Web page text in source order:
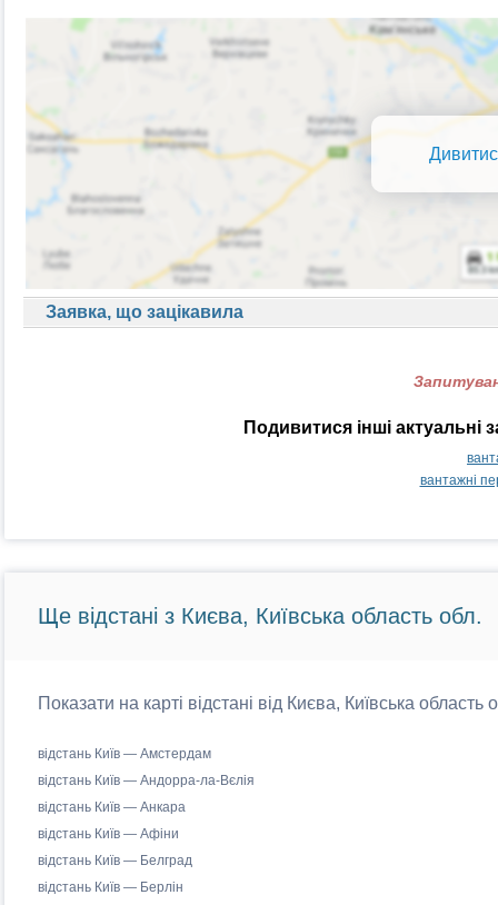
Заявка, що зацікавила
Подивитися інші
вантажні
Ще відстані з Києва, Київська область обл.
Показати на карті відстані від Києва, Київська
відстань Київ — Амстердам
відстань Київ — Андорра-ла-Вєлія
відстань Київ — Анкара
відстань Київ — Афіни
відстань Київ — Белград
відстань Київ — Берлін